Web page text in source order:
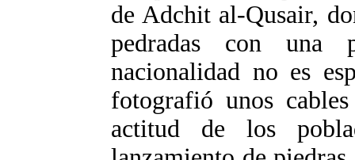
de Adchit al-Qusair,
pedradas con
nacionalidad no es
fotografió unos
actitud de los